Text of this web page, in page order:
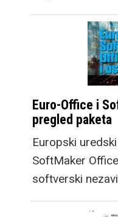
Euro-Office i
pregled paketa
Europski
SoftMaker
softverski